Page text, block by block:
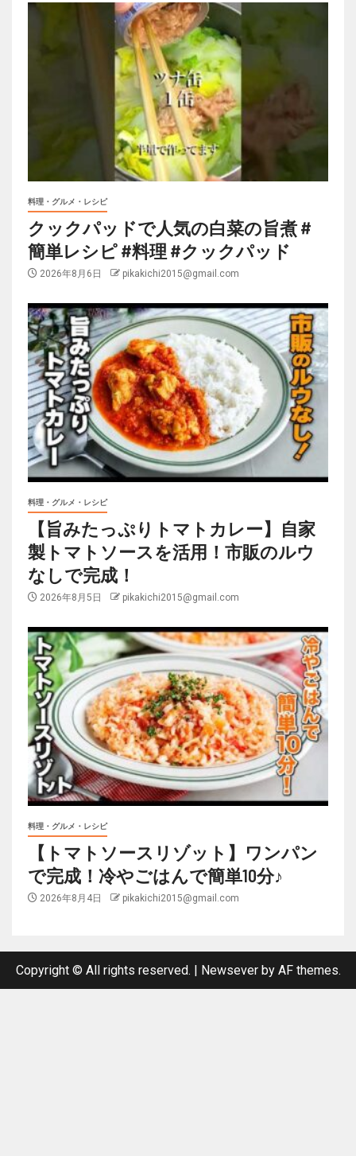
料理・グルメ・レシピ
クックパッドで人気の白菜の旨煮 #
簡単レシピ #料理 #クックパッド
2026年8月6日 pikakichi2015@gmail.com
料理・グルメ・レシピ
【旨みたっぷりトマトカレー】自家
製トマトソースを活用！市販のルウ
なしで完成！
2026年8月5日 pikakichi2015@gmail.com
料理・グルメ・レシピ
【トマトソースリゾット】ワンパン
で完成！冷やごはんで簡単10分♪
2026年8月4日 pikakichi2015@gmail.com
Copyright © All rights reserved. | Newseverby AF themes.